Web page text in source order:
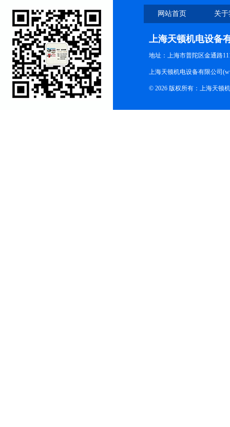
网站首页 关
上海天顿机电设备
地址：上海市普陀区金通路
上海天顿机电设备有限公司
© 2026 版权所有：上海天顿